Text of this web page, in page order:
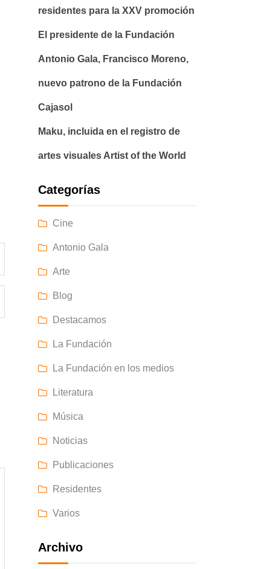
residentes para la XXV promoción
El presidente de la Fundación
Antonio Gala, Francisco Moreno,
nuevo patrono de la Fundación
Cajasol
Maku, incluida en el registro de
artes visuales Artist of the World
Categorías
Cine
Antonio Gala
Arte
Blog
Destacamos
La Fundación
La Fundación en los medios
Literatura
Música
Noticias
Publicaciones
Residentes
Varios
Archivo